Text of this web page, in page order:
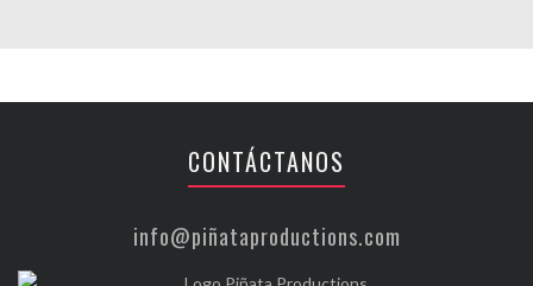
CONTÁCTANOS
info@piñataproductions.com